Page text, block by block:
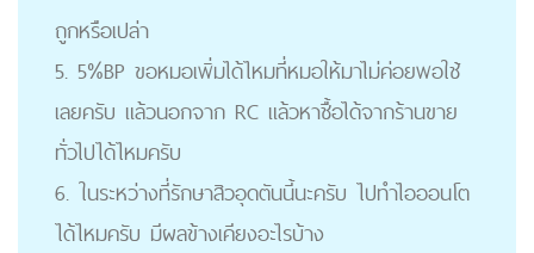
ถูกหรือเปล่า
5. 5%BP ขอหมอเพิ่มได้ไหมที่หมอให้มาไม่ค่อยพอใช้
เลยครับ แล้วนอกจาก RC แล้วหาชื้อได้จากร้านขาย
ทั่วไปได้ไหมครับ
6. ในระหว่างที่รักษาสิวอุดตันนี้นะครับ ไปทำไอออนโต
ได้ไหมครับ มีผลข้างเคียงอะไรบ้าง